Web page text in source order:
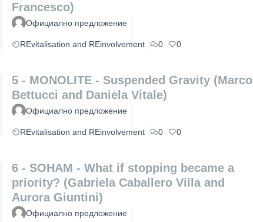
Francesco)
Официално предложение
REvitalisation and REinvolvement 0 0
5 - MONOLITE - Suspended Gravity (Marco
Bettucci and Daniela Vitale)
Официално предложение
REvitalisation and REinvolvement 0 0
6 - SOHAM - What if stopping became a
priority? (Gabriela Caballero Villa and
Aurora Giuntini)
Официално предложение